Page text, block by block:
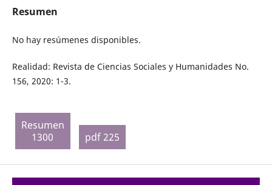
Resumen
No hay resúmenes disponibles.
Realidad: Revista de Ciencias Sociales y Humanidades No.
156, 2020: 1-3.
Resumen
1300
pdf 225